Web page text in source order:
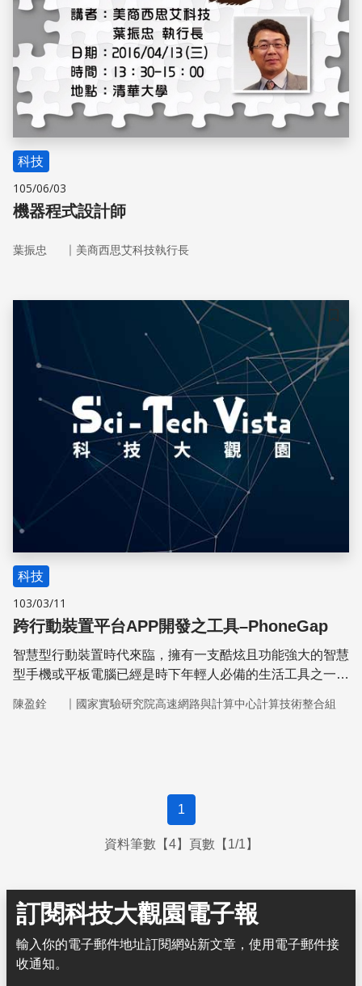
科技
105/06/03
機器程式設計師
葉振忠 ｜ 美商西思艾科技執行長
儲存
科技
103/03/11
跨行動裝置平台APP開發之工具–PhoneGap
智慧型行動裝置時代來臨，擁有一支酷炫且功能強大的智慧
型手機或平板電腦已經是時下年輕人必備的生活工具之一，
陳盈銓 ｜ 國家實驗研究院高速網路與計算中心計算技術整合組
1
資料筆數【4】頁數【1/1】
訂閱科技大觀園電子報
輸入你的電子郵件地址訂閱網站新文章，使用電子郵件接
收通知。